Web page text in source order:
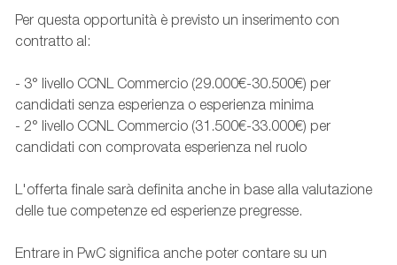
Per questa opportunità è previsto un inserimento con
contratto al:
- 3° livello CCNL Commercio (29.000€-30.500€) per
candidati senza esperienza o esperienza minima
- 2° livello CCNL Commercio (31.500€-33.000€) per
candidati con comprovata esperienza nel ruolo
L'offerta finale sarà definita anche in base alla valutazione
delle tue competenze ed esperienze pregresse.
Entrare in PwC significa anche poter contare su un